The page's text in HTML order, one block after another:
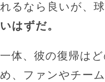
れるなら良いが、
いはずだ。
一体、彼の復帰は
め、ファンやチー